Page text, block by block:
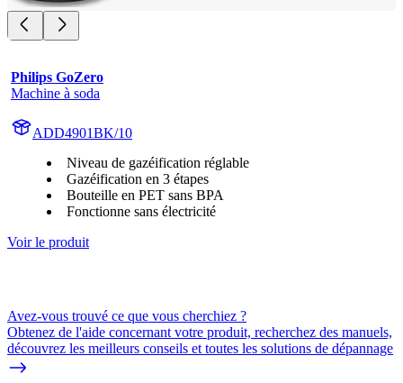
Philips GoZero
Machine à soda
ADD4901BK/10
Niveau de gazéification réglable
Gazéification en 3 étapes
Bouteille en PET sans BPA
Fonctionne sans électricité
Voir le produit
Avez-vous trouvé ce que vous cherchiez ?
Obtenez de l'aide concernant votre produit, recherchez des manuels,
découvrez les meilleurs conseils et toutes les solutions de dépannage